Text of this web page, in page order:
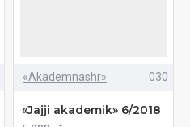
«Akademnashr» 030
«Jajji akademik» 6/2018